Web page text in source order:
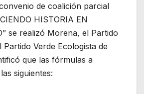
de coalición parcial
HISTORIA EN
se realizó Morena, el Partido
Verde Ecologista de
que las fórmulas a
siguientes: